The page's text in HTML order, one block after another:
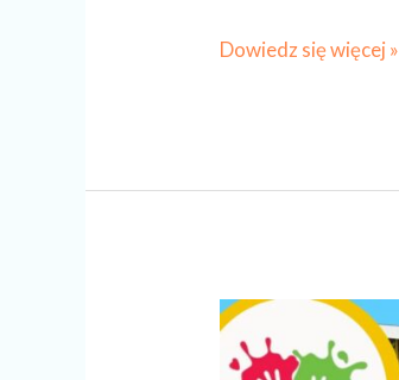
Dowiedz się więcej »
Kolonia
letnia